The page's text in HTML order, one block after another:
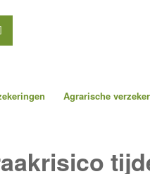
Agrarische